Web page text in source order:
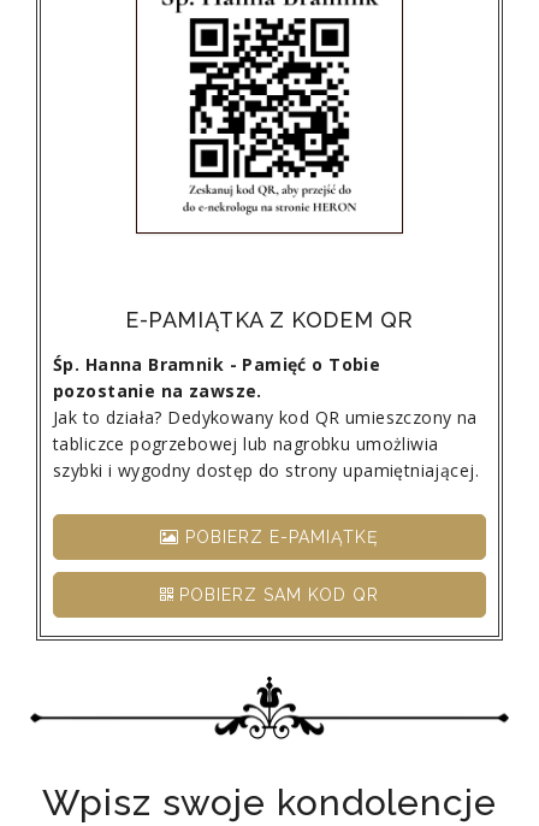
E-PAMIĄTKA Z KODEM QR
Śp. Hanna Bramnik - Pamięć o Tobie
pozostanie na zawsze.
Jak to działa? Dedykowany kod QR umieszczony na
tabliczce pogrzebowej lub nagrobku umożliwia
szybki i wygodny dostęp do strony upamiętniającej.
POBIERZ E-PAMIĄTKĘ
POBIERZ SAM KOD QR
Wpisz swoje kondolencje